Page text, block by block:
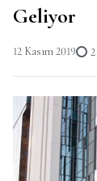
Geliyor
12 Kasım 2019